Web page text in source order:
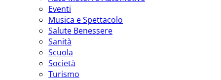
Eventi
Musica e Spettacolo
Salute Benessere
Sanità
Scuola
Società
Turismo